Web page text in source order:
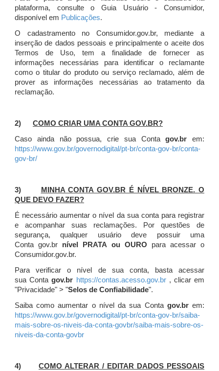
plataforma, consulte o Guia Usuário - Consumidor,
disponível em Publicações.
O cadastramento no Consumidor.gov.br, mediante a
inserção de dados pessoais e principalmente o aceite dos
Termos de Uso, tem a finalidade de fornecer as
informações necessárias para identificar o reclamante
como o titular do produto ou serviço reclamado, além de
prover as informações necessárias ao tratamento da
reclamação.
2) COMO CRIAR UMA CONTA GOV.BR?
Caso ainda não possua, crie sua Contagov.br em:
https://www.gov.br/governodigital/pt-br/conta-gov-br/conta-
gov-br/
3)
MINHA CONTA GOV.BR É NÍVEL BRONZE. O
QUE DEVO FAZER?
É necessário aumentar o nível da sua conta para registrar
e acompanhar suas reclamações. Por questões de
segurança, qualquer usuário deve possuir uma
Conta gov.br nível PRATA ou OURO para acessar o
Consumidor.gov.br.
Para verificar o nível de sua conta, basta acessar
sua Contagov.br https://contas.acesso.gov.br, clicar em
"Privacidade" > "Selos de Confiabilidade".
Saiba como aumentar o nível da sua Conta gov.brem:
https://www.gov.br/governodigital/pt-br/conta-gov-br/saiba-
mais-sobre-os-niveis-da-conta-govbr/saiba-mais-sobre-os-
niveis-da-conta-govbr
4) COMO ALTERAR / EDITAR DADOS PESSOAIS